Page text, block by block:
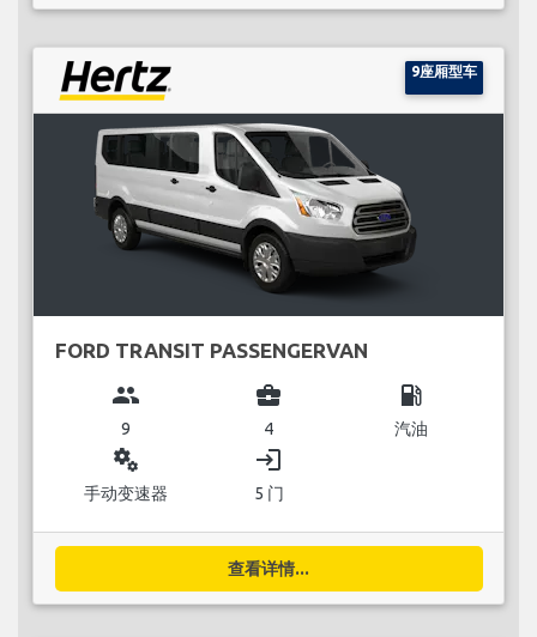
9座厢型车
FORD TRANSIT PASSENGERVAN
group
9
business_center
4
local_gas_station
汽油
miscellaneous_services
手动变速器
login
5 门
查看详情...